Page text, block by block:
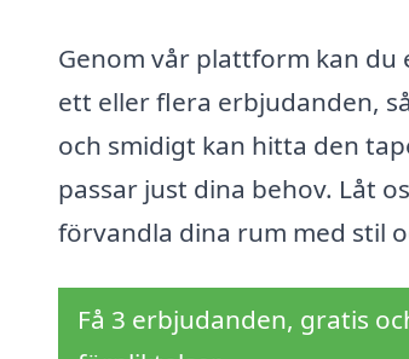
Genom vår plattform kan du
ett eller flera erbjudanden,
och smidigt kan hitta den
passar just dina behov. Låt
förvandla dina rum med stil
Få 3 erbjudanden, gratis